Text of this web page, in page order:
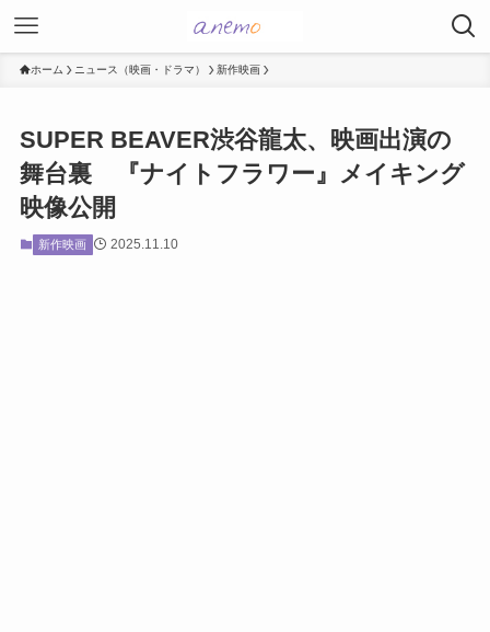
ホーム ニュース（映画・ドラマ） 新作映画
SUPER BEAVER渋谷龍太、映画出演の
舞台裏 『ナイトフラワー』メイキング
映像公開
新作映画 2025.11.10